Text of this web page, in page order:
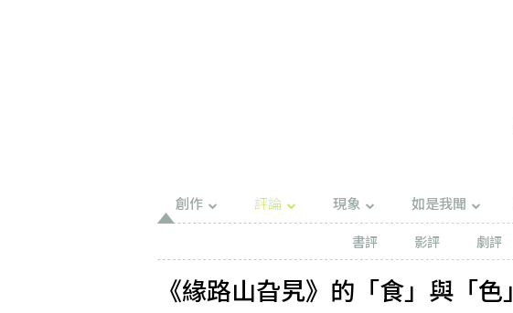
創作 評論 現象 如是我聞
書評
影評 劇評
《緣路山旮旯》的「食」與「色」